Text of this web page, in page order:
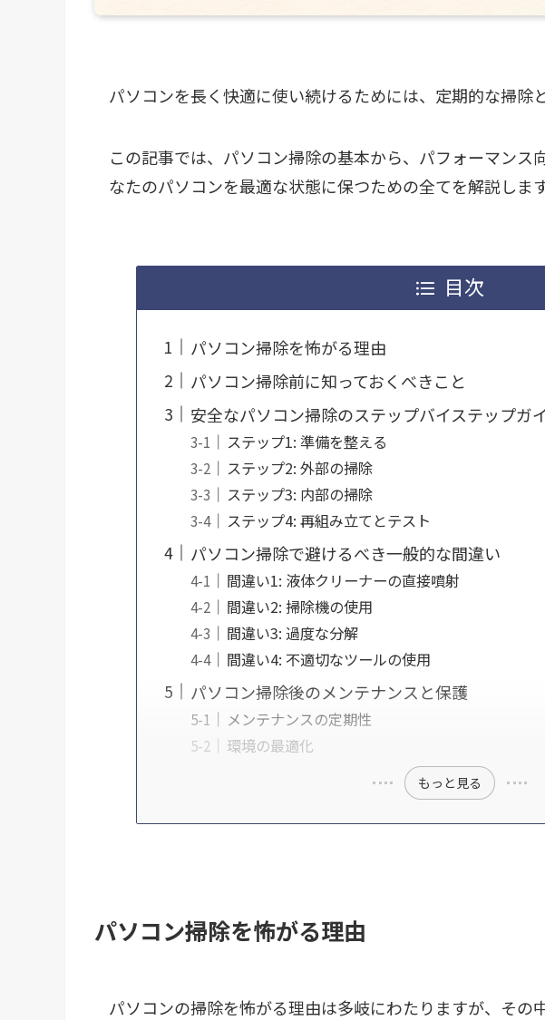
パソコンを長く快適に使い続けるためには、定期的な掃除
この記事では、パソコン掃除の基本から、パフォーマンス
なたのパソコンを最適な状態に保つための全てを解説します
目次
パソコン掃除を怖がる理由
パソコン掃除前に知っておくべきこと
安全なパソコン掃除のステップバイステップガ
ステップ1: 準備を整える
ステップ2: 外部の掃除
ステップ3: 内部の掃除
ステップ4: 再組み立てとテスト
パソコン掃除で避けるべき一般的な間違い
間違い1: 液体クリーナーの直接噴射
間違い2: 掃除機の使用
間違い3: 過度な分解
間違い4: 不適切なツールの使用
パソコン掃除後のメンテナンスと保護
メンテナンスの定期性
環境の最適化
もっと見る
パソコン掃除を怖がる理由
パソコンの掃除を怖がる理由は多岐にわたりますが、その